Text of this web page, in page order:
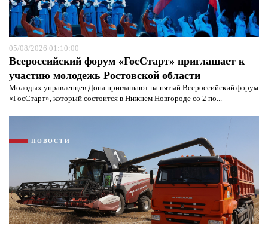
05/08/2026 01:10:00
Всероссийский форум «ГосСтарт» приглашает к
участию молодежь Ростовской области
Молодых управленцев Дона приглашают на пятый Всероссийский форум
«ГосСтарт», который состоится в Нижнем Новгороде со 2 по...
НОВОСТИ